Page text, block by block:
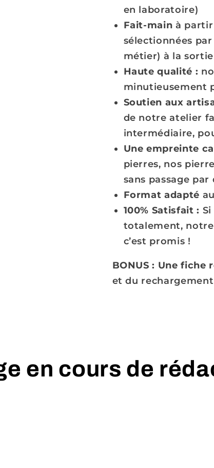
en laboratoire)
Fait-main à partir
sélectionnées
métier) à la
Haute qualité :
minutieusement
Soutien aux
de notre atelier
intermédiaire,
Une empreinte
pierres, nos
sans passage
Format adapté
100% Satisfait :
totalement, notre
c’est promis !
BONUS : Une fiche
et du
en cours de